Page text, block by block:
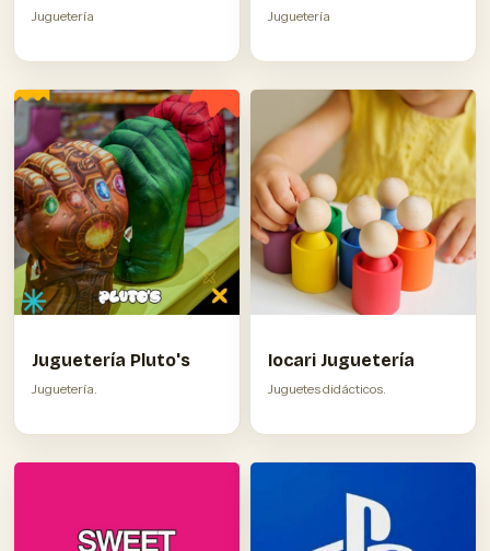
Juguetería Juguetería
Juguetería Pluto's
Juguetería.
Iocari Juguetería
Juguetes didácticos.